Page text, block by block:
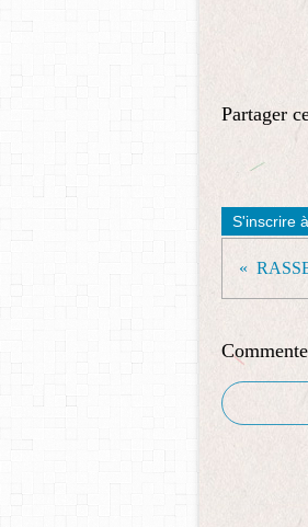
Partager
S'inscrire